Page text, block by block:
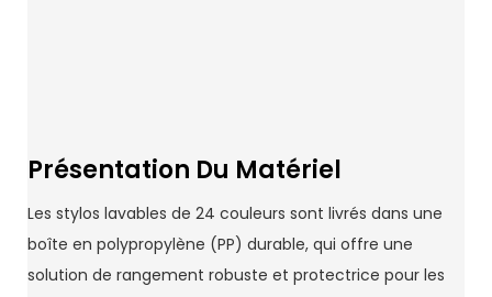
Présentation Du Matériel
Les stylos lavables de 24 couleurs sont livrés dans une
boîte en polypropylène (PP) durable, qui offre une
solution de rangement robuste et protectrice pour les